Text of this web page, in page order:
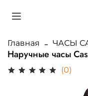
Главная ЧАСЫ
Наручные часы
(0)